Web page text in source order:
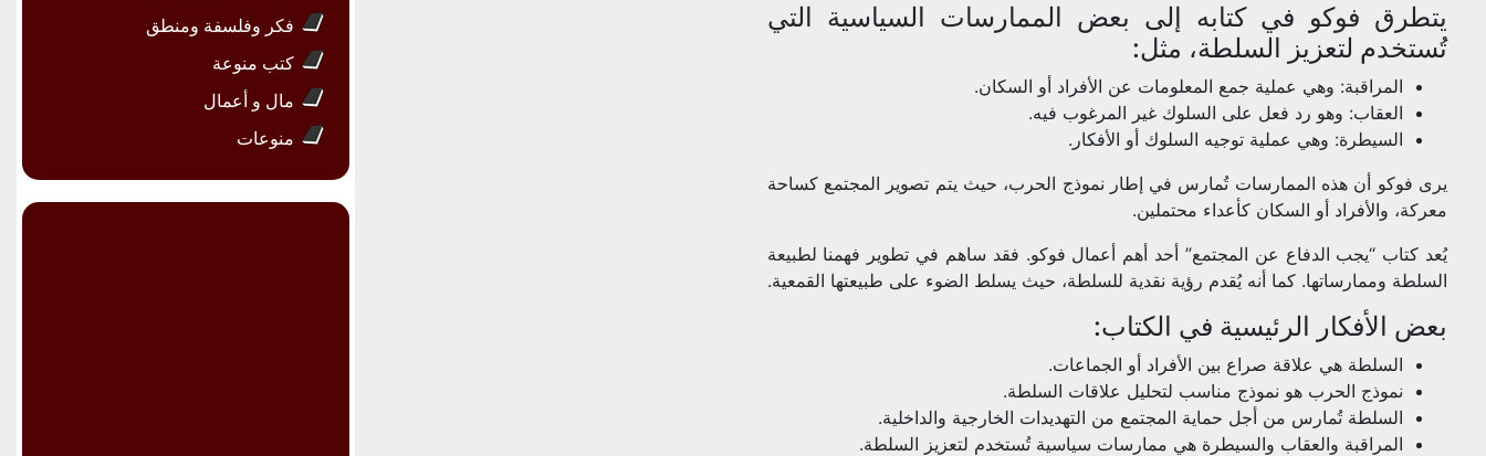
يتطرق فوكو في كتابه إلى بعض الممارسات السياسية التي
تُستخدم لتعزيز السلطة، مثل:
المراقبة: وهي عملية جمع المعلومات عن الأفراد أو السكان.
العقاب: وهو رد فعل على السلوك غير المرغوب فيه.
السيطرة: وهي عملية توجيه السلوك أو الأفكار.
يرى فوكو أن هذه الممارسات تُمارس في إطار نموذج الحرب، حيث يتم تصوير المجتمع كساحة
معركة، والأفراد أو السكان كأعداء محتملين.
يُعد كتاب “يجب الدفاع عن المجتمع” أحد أهم أعمال فوكو. فقد ساهم في تطوير فهمنا لطبيعة
السلطة وممارساتها. كما أنه يُقدم رؤية نقدية للسلطة، حيث يسلط الضوء على طبيعتها القمعية.
بعض الأفكار الرئيسية في الكتاب:
السلطة هي علاقة صراع بين الأفراد أو الجماعات.
نموذج الحرب هو نموذج مناسب لتحليل علاقات السلطة.
السلطة تُمارس من أجل حماية المجتمع من التهديدات الخارجية والداخلية.
المراقبة والعقاب والسيطرة هي ممارسات سياسية تُستخدم لتعزيز السلطة.
فكر وفلسفة ومنطق
كتب منوعة
مال و أعمال
منوعات